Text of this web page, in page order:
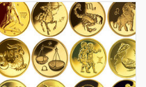
kişilərin qadınlarda bəyəndiyi
xüsusiyyətlər barədə danışacaq.
Qoç